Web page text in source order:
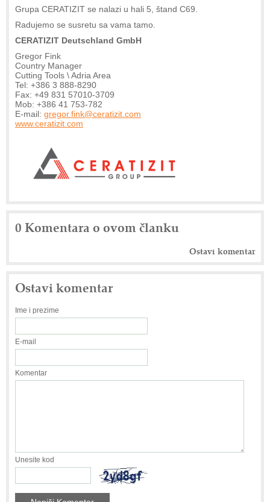
Grupa CERATIZIT se nalazi u hali 5, štand C69.
Radujemo se susretu sa vama tamo.
CERATIZIT Deutschland GmbH
Gregor Fink
Country Manager
Cutting Tools \ Adria Area
Tel: +386 3 888-8290
Fax: +49 831 57010-3709
Mob: +386 41 753-782
E-mail: gregor.fink@ceratizit.com
www.ceratizit.com
0 Komentara o ovom članku
Ostavi komentar
Ostavi komentar
Ime i prezime
E-mail
Komentar
Unesite kod